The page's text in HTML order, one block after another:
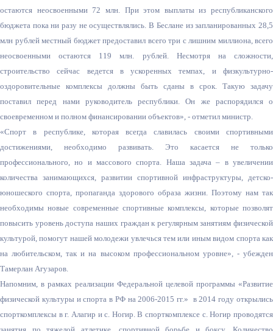
остаются неосвоенными 72 млн. При этом выплаты из республиканского
бюджета пока ни разу не осуществлялись. В Беслане из запланированных 28,5
млн рублей местный бюджет предоставил всего три с лишним миллиона, всего
неосвоенными остаются 119 млн. рублей. Несмотря на сложности,
строительство сейчас ведется в ускоренных темпах, и физкультурно-
оздоровительные комплексы должны быть сданы в срок. Такую задачу
поставил перед нами руководитель республики. Он же распорядился о
своевременном и полном финансировании объектов», - отметил министр.
«Спорт в республике, которая всегда славилась своими спортивными
достижениями, необходимо развивать. Это касается не только
профессионального, но и массового спорта. Наша задача – в увеличении
количества занимающихся, развитии спортивной инфраструктуры, детско-
юношеского спорта, пропаганда здорового образа жизни. Поэтому нам так
необходимы новые современные спортивные комплексы, которые позволят
повысить уровень доступа наших граждан к регулярным занятиям физической
культурой, помогут нашей молодежи увлечься тем или иным видом спорта как
на любительском, так и на высоком профессиональном уровне», - убежден
Тамерлан Агузаров.
Напомним, в рамках реализации Федеральной целевой программы «Развитие
физической культуры и спорта в РФ на 2006-2015 гг.» в 2014 году открылись
спорткомплексы в г. Алагир и с. Ногир. В спорткомплексе с. Ногир проводятся